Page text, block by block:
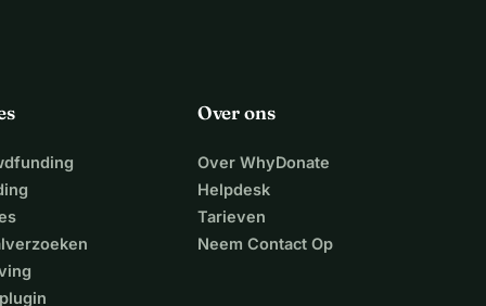
Over ons
Over WhyDonate
Helpdesk
Tarieven
Neem Contact Op